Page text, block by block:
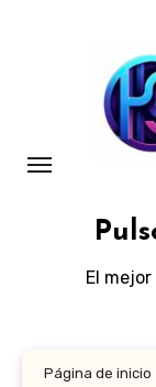
El
Página de inicio